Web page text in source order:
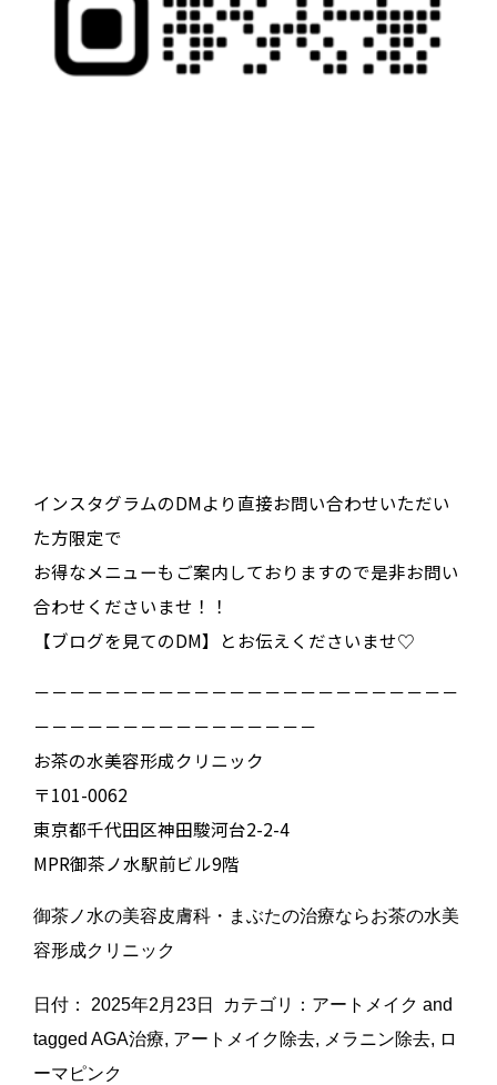
インスタグラムのDMより直接お問い合わせいただい
た方限定で
お得なメニューもご案内しておりますので是非お問い
合わせくださいませ！！
【ブログを見てのDM】とお伝えくださいませ♡
－－－－－－－－－－－－－－－－－－－－－－－－
－－－－－－－－－－－－－－－－
お茶の水美容形成クリニック
〒101-0062
東京都千代田区神田駿河台2-2-4
MPR御茶ノ水駅前ビル9階
御茶ノ水の美容皮膚科・まぶたの治療ならお茶の水美
容形成クリニック
日付： 2025年2月23日 カテゴリ： アートメイク and
tagged AGA治療, アートメイク除去, メラニン除去, ロ
ーマピンク